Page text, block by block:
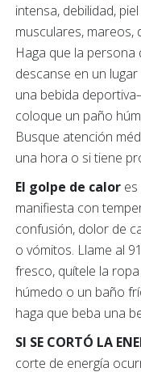
intensa, debilidad,
musculares, mareos,
Haga que la
descanse en un
una bebida
coloque un paño
Busque atención
una hora o si tiene
El golpe de calor
manifiesta con
confusión, dolor de
o vómitos. Llame al
fresco, quítele la
húmedo o un baño
haga que beba una
SI SE CORTÓ LA
corte de energía